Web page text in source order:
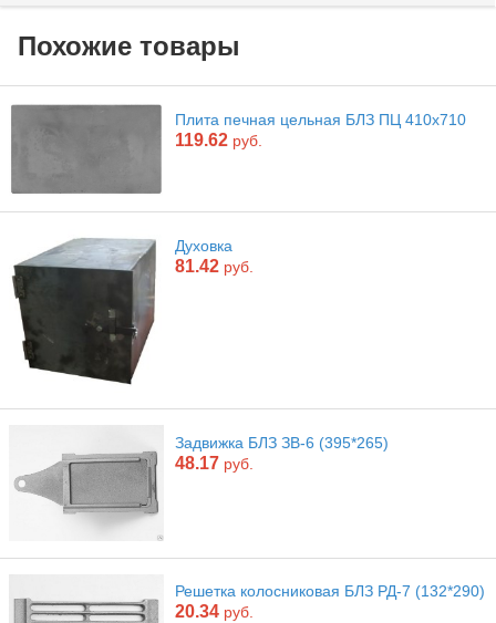
Похожие товары
Плита печная цельная БЛЗ ПЦ 410х710
119.62 руб.
Духовка
81.42 руб.
Задвижка БЛЗ ЗВ-6 (395*265)
48.17 руб.
Решетка колосниковая БЛЗ РД-7 (132*290)
20.34 руб.